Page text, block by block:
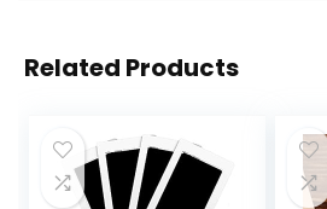
Related Products